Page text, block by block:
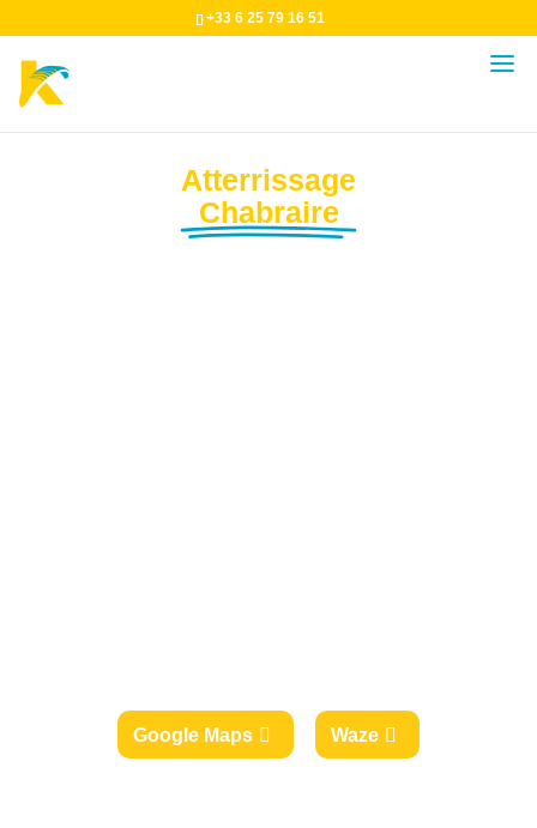
+33 6 25 79 16 51
Atterrissage
Chabraire
Google Maps Waze